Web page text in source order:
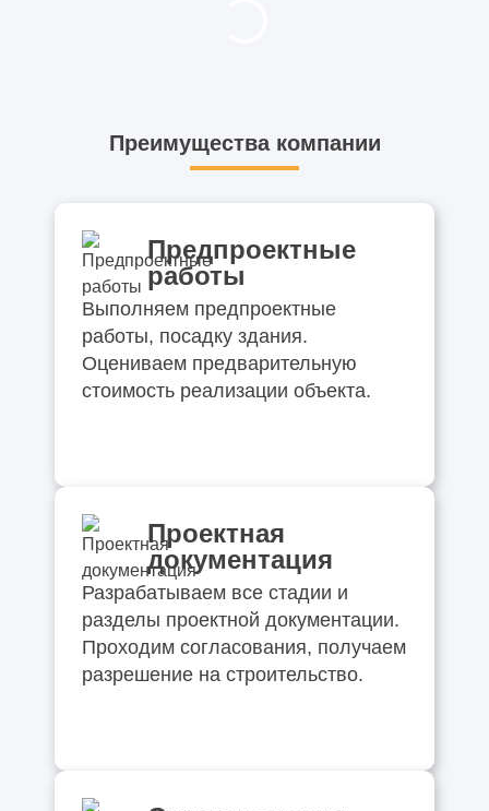
Преимущества компании
Предпроектные
работы
Выполняем предпроектные
работы, посадку здания.
Оцениваем предварительную
стоимость реализации объекта.
Проектная
документация
Разрабатываем все стадии и
разделы проектной документации.
Проходим согласования, получаем
разрешение на строительство.